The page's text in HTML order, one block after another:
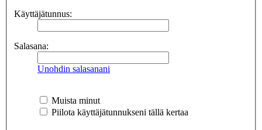
Käyttäjätunnus:
Salasana:
Unohdin salasanani
Muista minut
Piilota käyttäjätunnukseni tällä kertaa